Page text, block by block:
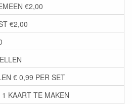
€2,00
€2,00
€ 0,99 PER SET
KAART TE MAKEN